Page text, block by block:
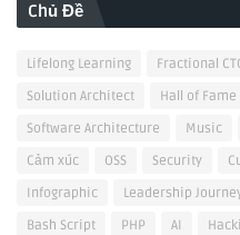
Chủ Đề
Lifelong Learning Fractional
Solution Architect
Hall of Fame
Software Architecture
Music
Cảm xúc
OSS Security
Infographic
Leadership
Bash Script
PHP AI